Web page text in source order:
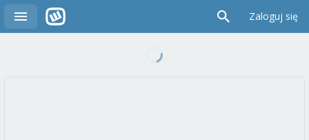
Zaloguj się